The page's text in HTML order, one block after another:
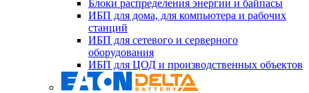
Блоки распределения энергии и байпасы
ИБП для дома, для компьютера и рабочих
станций
ИБП для сетевого и серверного
оборудования
ИБП для ЦОД и производственных объектов